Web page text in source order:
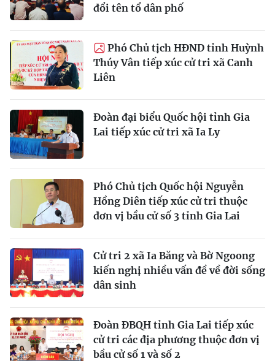
đổi tên tổ dân phố
Phó Chủ tịch HĐND tỉnh Huỳnh
Thúy Vân tiếp xúc cử tri xã Canh
Liên
Đoàn đại biểu Quốc hội tỉnh Gia
Lai tiếp xúc cử tri xã Ia Ly
Phó Chủ tịch Quốc hội Nguyễn
Hồng Diên tiếp xúc cử tri thuộc
đơn vị bầu cử số 3 tỉnh Gia Lai
Cử tri 2 xã Ia Băng và Bờ Ngoong
kiến nghị nhiều vấn đề về đời sống
dân sinh
Đoàn ĐBQH tỉnh Gia Lai tiếp xúc
cử tri các địa phương thuộc đơn vị
bầu cử số 1 và số 2